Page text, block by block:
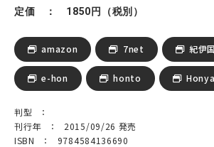
定価 ： 1850円（税別）
amazon 7net 紀伊
e-hon honto
判型 ：
刊行年 ： 2015/09/26 発売
ISBN ： 9784584136690